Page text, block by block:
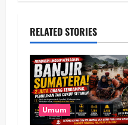
i
g
a
t
RELATED STORIES
Umum